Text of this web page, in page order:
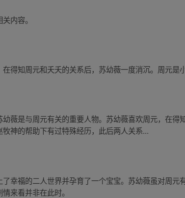
内容。
得知周元和夭夭的关系后，苏幼薇一度消沉。周元是
薇是与周元有关的重要人物。苏幼薇喜欢周元，在
神的帮助下有过特殊经历，此后两人关系...
幸福的二人世界并孕育了一个宝宝。苏幼薇虽对周
来看并非在此时。